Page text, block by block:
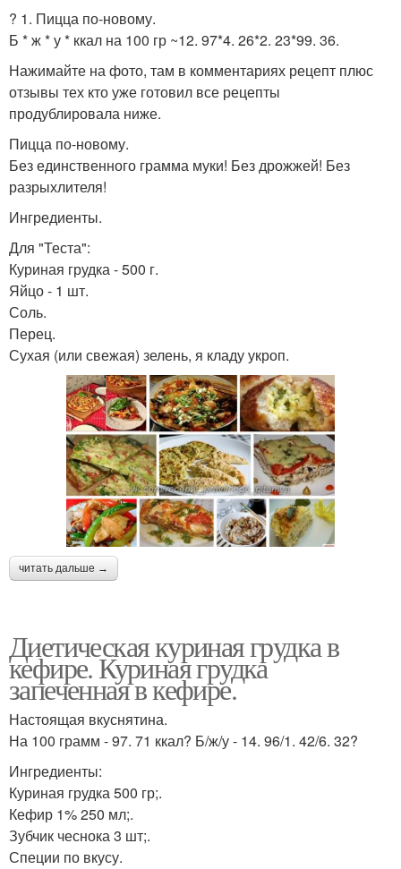
? 1. Пицца по-новому.
Б * ж * у * ккал на 100 гр ~12. 97*4. 26*2. 23*99. 36.
Нажимайте на фото, там в комментариях рецепт плюс
отзывы тех кто уже готовил все рецепты
продублировала ниже.
Пицца по-новому.
Без единственного грамма муки! Без дрожжей! Без
разрыхлителя!
Ингредиенты.
Для "Теста":
Куриная грудка - 500 г.
Яйцо - 1 шт.
Соль.
Перец.
Сухая (или свежая) зелень, я кладу укроп.
читать дальше →
Диетическая куриная грудка в
кефире. Куриная грудка
запеченная в кефире.
Настоящая вкуснятина.
На 100 грамм - 97. 71 ккал? Б/ж/у - 14. 96/1. 42/6. 32?
Ингредиенты:
Куриная грудка 500 гр;.
Кефир 1% 250 мл;.
Зубчик чеснока 3 шт;.
Специи по вкусу.